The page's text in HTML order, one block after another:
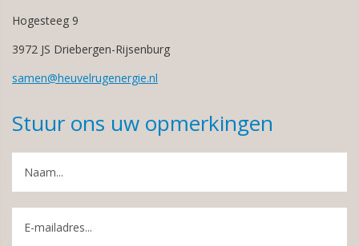
Hogesteeg 9
3972 JS Driebergen-Rijsenburg
samen@heuvelrugenergie.nl
Stuur ons uw opmerkingen